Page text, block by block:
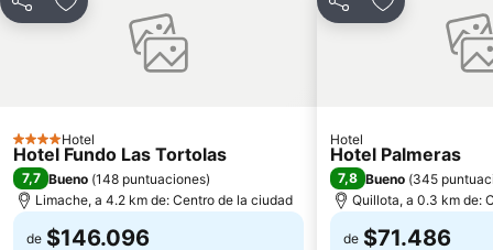
El Encanto
CompartirAgregar a favoritos
4 Estrellas
Hotel
Hotel Fundo Las Tortolas
7,7 Bueno (148 puntuaciones)
Limache, a 4.2 km de: Centro de la ciudad
de $146.096
CompartirAgregar a
Hotel
Hotel Palmeras
7,8 Bueno (345
Quillota, a 0.3 km de:
de $71.486